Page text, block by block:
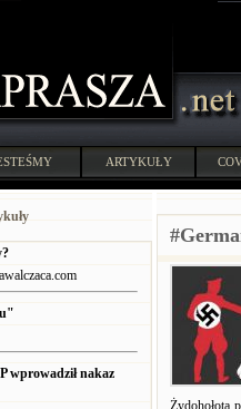
ARTYKUŁY
wprowadził nakaz
Żydohołota